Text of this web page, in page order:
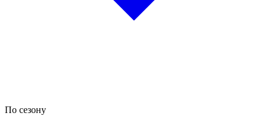
По сезону